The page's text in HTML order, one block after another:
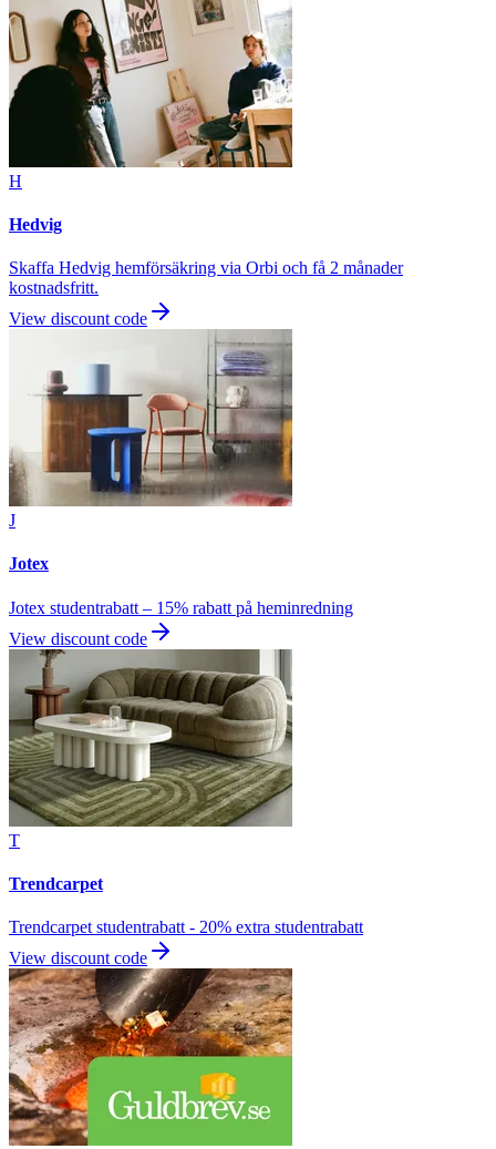
H
Hedvig
Skaffa Hedvig hemförsäkring via Orbi och få 2 månader
kostnadsfritt.
View discount code
J
Jotex
Jotex studentrabatt – 15% rabatt på heminredning
View discount code
T
Trendcarpet
Trendcarpet studentrabatt - 20% extra studentrabatt
View discount code